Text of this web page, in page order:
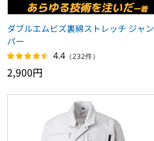
ダブルエムビズ裏綿ストレッチ ジャン
パー
4.4 （232件）
2,900円